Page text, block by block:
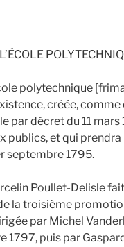
polytechnique
créée, comme
par décret du 11 mars
publics, et qui prendra
septembre 1795.
Poullet-Delisle
la troisième
par Michel
1797, puis par